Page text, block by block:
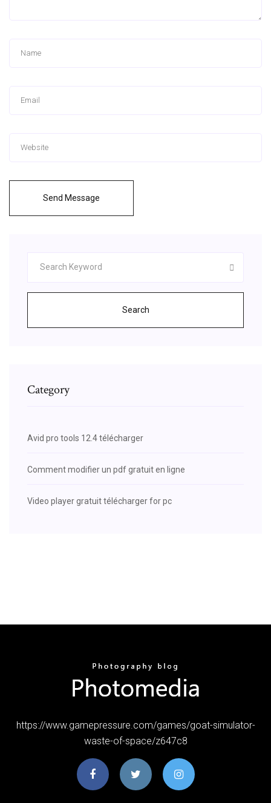
Send Message
Search
Category
Avid pro tools 12.4 télécharger
Comment modifier un pdf gratuit en ligne
Video player gratuit télécharger for pc
https://www.gamepressure.com/games/goat-simulator-
waste-of-space/z647c8